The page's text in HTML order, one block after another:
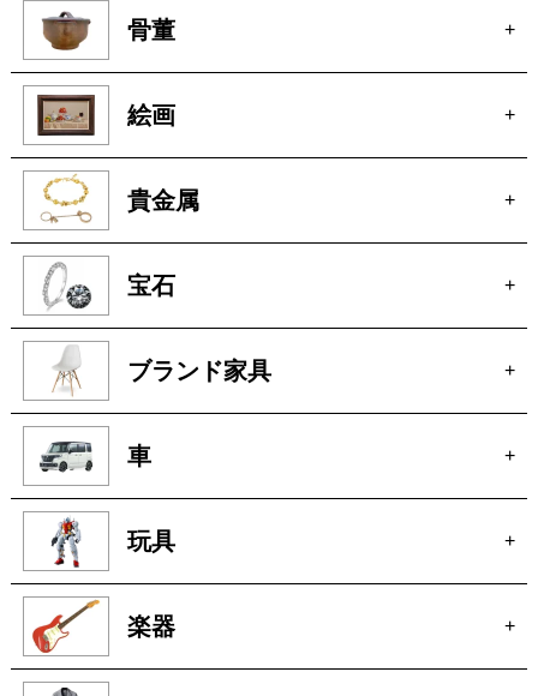
骨董 +
絵画 +
貴金属 +
宝石 +
ブランド家具 +
車 +
玩具 +
楽器 +